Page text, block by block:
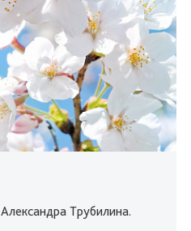
Трубилина.